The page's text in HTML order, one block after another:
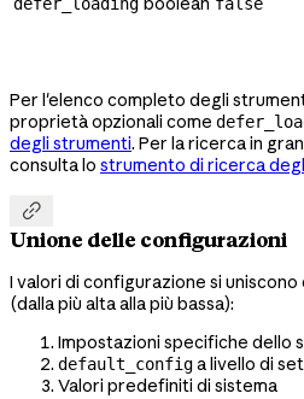
Per l'elenco completo degli
proprietà opzionali come
degli strumenti. Per la ricerca in
consulta lo strumento di ricerca

Unione delle configurazioni
I valori di configurazione si
(dalla più alta alla più bassa):
Impostazioni specifiche dello
default_configa livello di set
Valori predefiniti di sistema